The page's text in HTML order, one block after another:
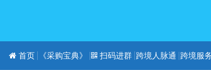
首页 《采购宝典》 扫码进群 跨境人脉通 跨境服